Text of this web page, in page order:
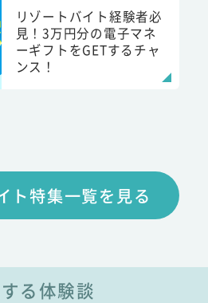
リゾートバイト経験者必
見！3万円分の電子マネ
ーギフトをGETするチャ
ンス！
ト特集一覧を見る
る体験談